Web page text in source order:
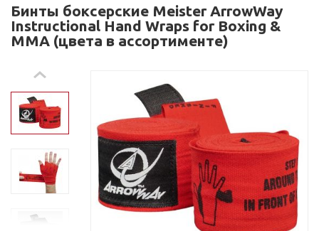
Бинты боксерские Meister ArrowWay
Instructional Hand Wraps for Boxing &
MMA (цвета в ассортименте)